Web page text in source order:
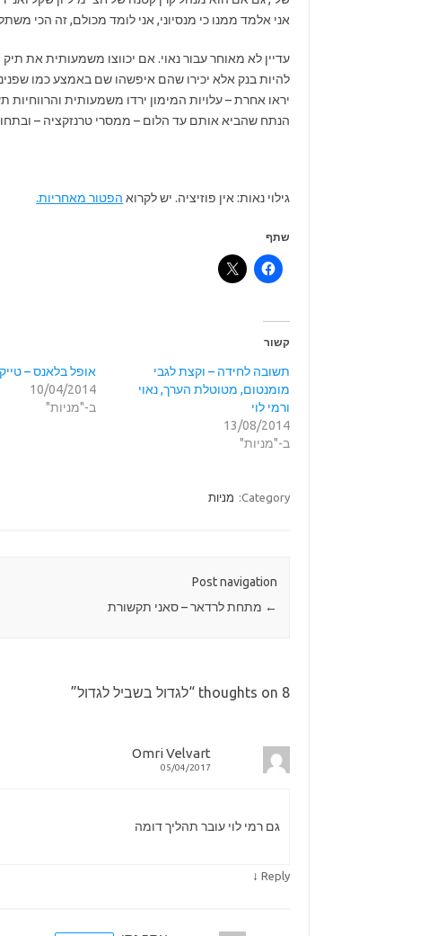
אני אלמד ממנו כי מנסיוני, אני לומד מכולם, זה הכי
עדיין לא מאוחר עבור נאוי. אם יכווצו משמעותית את
להיות בנק אלא יכירו שהם איפשהו שם באמצע כמו
יראו אחרת – עלויות המימון ירדו משמעותית
הנתח שהביא אותם עד הלום – ממסרי טרנזקציה –
גילוי נאות: אין פוזיציה. יש לקרוא הפטור מאחריות.
שתף
קשור
תשובה לחידה – וקצת לגבי
מומנטום, מטוטלת הערך, נאוי
ורמי לוי
13/08/2014
ב-"מניות"
אופל בלאנס – טייק 2
10/04/2014
ב-"מניות"
Category: מניות
Post navigation
← מתחת לרדאר – סאני תקשורת
8 thoughts on “ לגדול בשביל לגדול”
Omri Velvart
05/04/2017
גם רמי לוי עובר תהליך דומה
Reply
↓